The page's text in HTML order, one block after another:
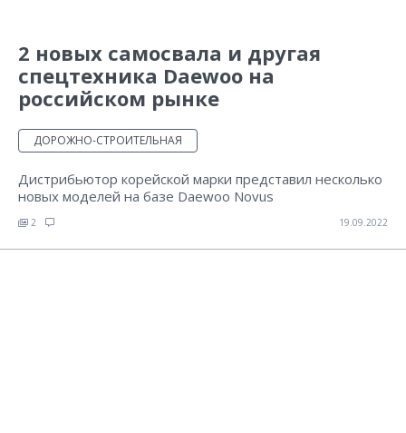
2 новых самосвала и другая
спецтехника Daewoo на
российском рынке
ДОРОЖНО-СТРОИТЕЛЬНАЯ
Дистрибьютор корейской марки представил несколько
новых моделей на базе Daewoo Novus
2 19.09.2022